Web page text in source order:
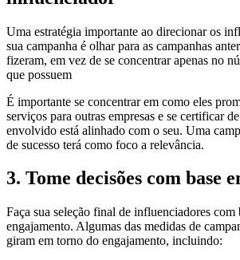
Uma estratégia importante ao direcionar os
sua campanha é olhar para as campanhas
fizeram, em vez de se concentrar apenas no
que possuem
É importante se concentrar em como eles
serviços para outras empresas e se certificar
envolvido está alinhado com o seu. Uma
de sucesso terá como foco a relevância.
3. Tome decisões com base
Faça sua seleção final de influenciadores com
engajamento. Algumas das medidas de
giram em torno do engajamento, incluindo: